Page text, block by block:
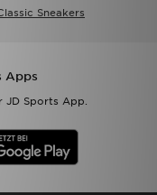
Sneakers
Apps
JD Sports App.